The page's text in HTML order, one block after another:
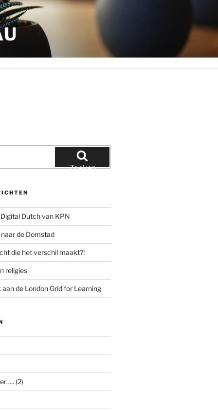
Zoeken
Dutch van KPN
de Domstad
die het verschil maakt?!
religies
de London Grid for Learning
(2)